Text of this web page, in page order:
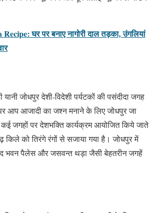
घर पर बनाए नागोरी दाल तड़का, उंगलियां
यानी जोधपुर देशी-विदेशी पर्यटकों की पसंदीदा जगह
आप आजादी का जश्न मनाने के लिए जोधपुर जा
जगहों पर देशभक्ति कार्यक्रम आयोजित किये जाते
किले को तिरंगे रंगों से सजाया गया है। जोधपुर में
भवन पैलेस और जसवन्त थड़ा जैसी बेहतरीन जगहें